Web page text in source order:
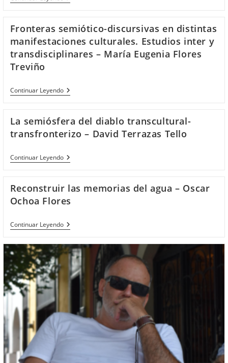
Robles
Sentido
Fragoso
Susunaga,
María
Teresa
Olalde
Oropeza
Ha
Cosa
Buena
–
Gabriel
Fronteras semiótico-discursivas en distintas
manifestaciones culturales. Estudios inter y
transdisciplinares – María Eugenia Flores
Treviño
Continuar LeyendoFronteras
Semiótico-
Distintas
Manifestaciones
Culturales.
Inter
Y
María
Flores
La semiósfera del diablo transcultural-
transfronterizo – David Terrazas Tello
Continuar LeyendoLa
Semiósfera
Transcultural-
Transfronterizo
–
Terrazas
Tello
Reconstruir las memorias del agua – Oscar
Ochoa Flores
Continuar LeyendoReconstruir
Las
Del
Agua
Oscar
Ochoa